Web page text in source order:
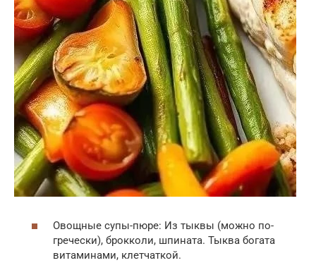
Овощные супы-пюре: Из тыквы (можно по-
гречески), брокколи, шпината. Тыква богата
витаминами, клетчаткой.